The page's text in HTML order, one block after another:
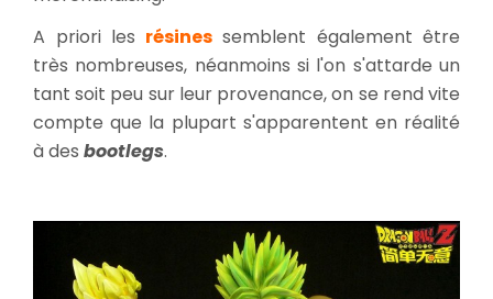
A priori les résines semblent également être
très nombreuses, néanmoins si l'on s'attarde un
tant soit peu sur leur provenance, on se rend vite
compte que la plupart s'apparentent en réalité
à des bootlegs.